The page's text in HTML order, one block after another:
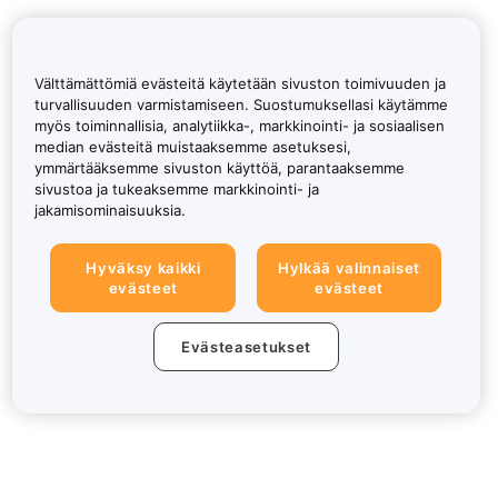
Välttämättömiä evästeitä käytetään sivuston toimivuuden ja
turvallisuuden varmistamiseen. Suostumuksellasi käytämme
myös toiminnallisia, analytiikka-, markkinointi- ja sosiaalisen
median evästeitä muistaaksemme asetuksesi,
ymmärtääksemme sivuston käyttöä, parantaaksemme
sivustoa ja tukeaksemme markkinointi- ja
jakamisominaisuuksia.
Hyväksy kaikki
evästeet
Hylkää valinnaiset
evästeet
Evästeasetukset